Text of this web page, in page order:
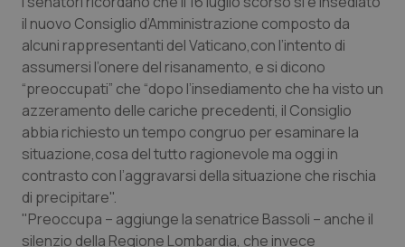
Quotidiano Cardiologia
Quotidiano Chirurgia
Quotidiano Oncologia
Quotidiano Pediatria
Rene & patologie urogenitali
il nuovo Consiglio d’Amministrazione composto da
alcuni rappresentanti del Vaticano,con l’intento di
assumersi l’onere del risanamento, e si dicono
“preoccupati” che “dopo l’insediamento che ha visto un
azzeramento delle cariche precedenti, il Consiglio
abbia richiesto un tempo congruo per esaminare la
situazione,cosa del tutto ragionevole ma oggi in
contrasto con l’aggravarsi della situazione che rischia
di precipitare".
"Preoccupa – aggiunge la senatrice Bassoli – anche il
silenzio della Regione Lombardia, che invece